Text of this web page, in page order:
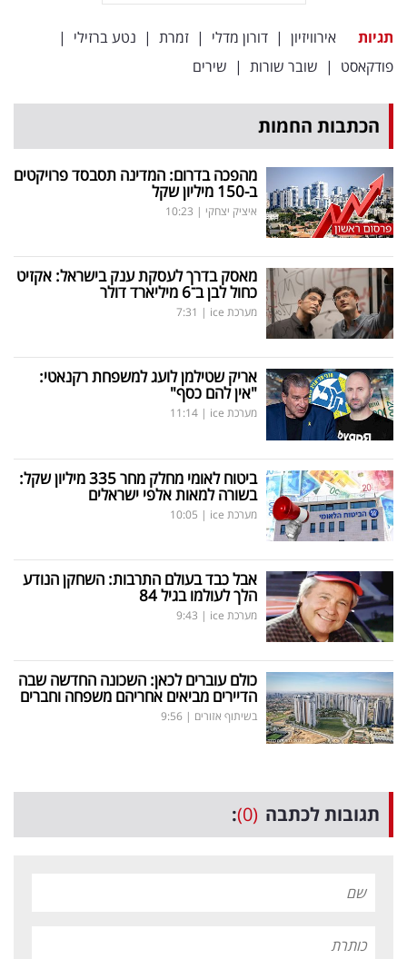
תגיות אירוויזיון | דורון מדלי | זמרת | נטע ברזילי |
פודקאסט | שובר שורות | שירים
הכתבות החמות
מהפכה בדרום: המדינה תסבסד פרויקטים
ב-150 מיליון שקל
איציק יצחקי |
10:23
מאסק בדרך לעסקת ענק בישראל: אקזיט
כחול לבן ב־6 מיליארד דולר
מערכת ice |
7:31
אריק שטילמן לועג למשפחת רקנאטי:
"אין להם כסף"
מערכת ice |
11:14
ביטוח לאומי מחלק מחר 335 מיליון שקל:
בשורה למאות אלפי ישראלים
מערכת ice |
10:05
אבל כבד בעולם התרבות: השחקן הנודע
הלך לעולמו בגיל 84
מערכת ice |
9:43
כולם עוברים לכאן: השכונה החדשה שבה
הדיירים מביאים אחריהם משפחה וחברים
בשיתוף אזורים |
9:56
תגובות לכתבה (0)
: